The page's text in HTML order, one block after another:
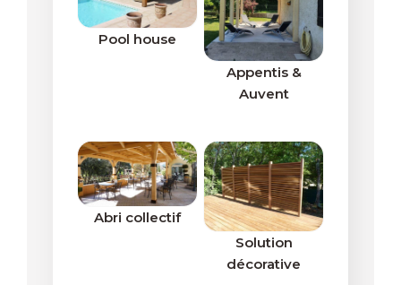
Pool house
Appentis &
Auvent
Abri collectif
Solution
décorative